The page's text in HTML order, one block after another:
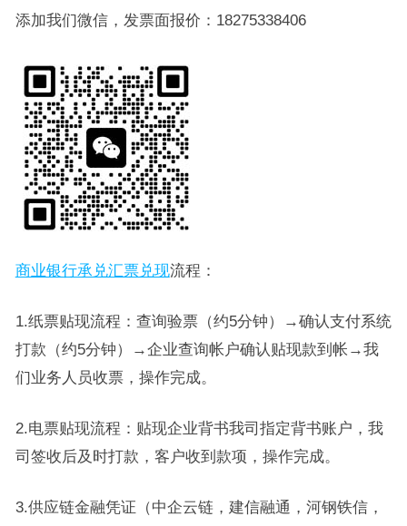
添加我们微信，发票面报价：18275338406
商业银行承兑汇票兑现流程：
1.纸票贴现流程：查询验票（约5分钟）→确认支付系统
打款（约5分钟）→企业查询帐户确认贴现款到帐→我
们业务人员收票，操作完成。
2.电票贴现流程：贴现企业背书我司指定背书账户，我
司签收后及时打款，客户收到款项，操作完成。
3.供应链金融凭证（中企云链，建信融通，河钢铁信，